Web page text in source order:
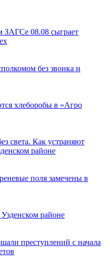
ЗАГСе 08.08 сыграет
без звонка и
хлеборобы в «Агро
света. Как устраняют
районе
поля замечены в
районе
преступлений с начала